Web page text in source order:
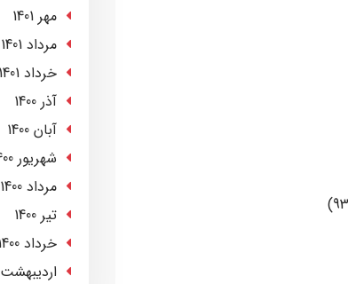
مهر 1401
مرداد 1401
خرداد 1401
آذر 1400
آبان 1400
شهریور 1400
مرداد 1400
تير 1400
خرداد 1400
ارديبهشت 1400